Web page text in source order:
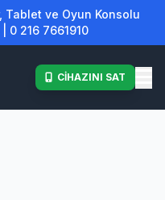
Tablet ve Oyun Konsolu
| 0 216 7661910
CİHAZINI SAT